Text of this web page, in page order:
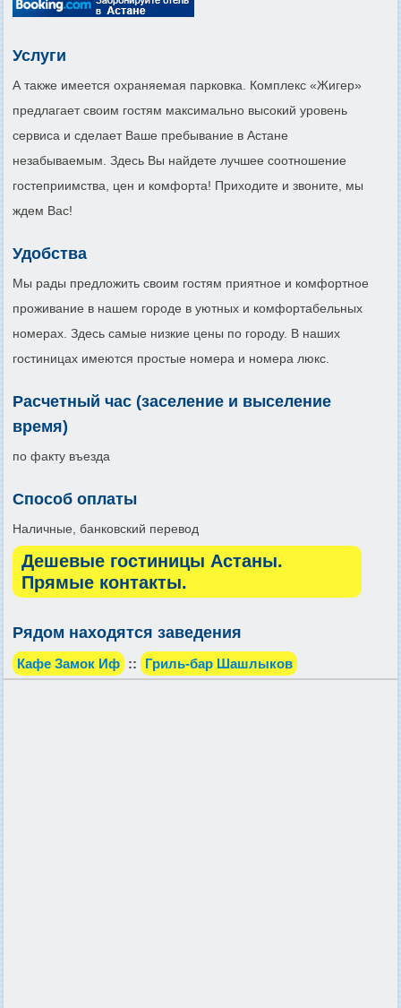
Услуги
А также имеется охраняемая парковка. Комплекс «Жигер»
предлагает своим гостям максимально высокий уровень
сервиса и сделает Ваше пребывание в Астане
незабываемым. Здесь Вы найдете лучшее соотношение
гостеприимства, цен и комфорта! Приходите и звоните, мы
ждем Вас!
Удобства
Мы рады предложить своим гостям приятное и комфортное
проживание в нашем городе в уютных и комфортабельных
номерах. Здесь самые низкие цены по городу. В наших
гостиницах имеются простые номера и номера люкс.
Расчетный час (заселение и выселение
время)
по факту въезда
Способ оплаты
Наличные, банковский перевод
Дешевые гостиницы Астаны.
Прямые контакты.
Рядом находятся заведения
Кафе Замок Иф :: Гриль-бар Шашлыков